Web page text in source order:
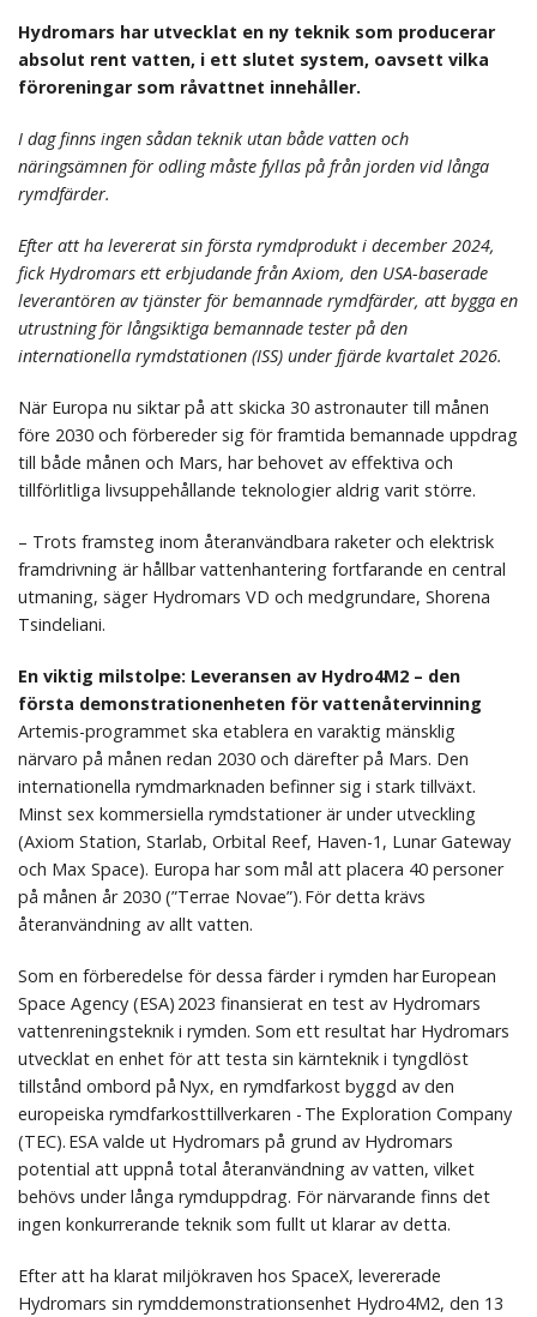
Hydromars har utvecklat en ny teknik som producerar
absolut rent vatten, i ett slutet system, oavsett vilka
föroreningar som råvattnet innehåller.
I dag finns ingen sådan teknik utan både vatten och
näringsämnen för odling måste fyllas på från jorden vid långa
rymdfärder.
Efter att ha levererat sin första rymdprodukt i december 2024,
fick Hydromars ett erbjudande från Axiom, den USA-baserade
leverantören av tjänster för bemannade rymdfärder, att bygga en
utrustning för långsiktiga bemannade tester på den
internationella rymdstationen (ISS) under fjärde kvartalet 2026.
När Europa nu siktar på att skicka 30 astronauter till månen
före 2030 och förbereder sig för framtida bemannade uppdrag
till både månen och Mars, har behovet av effektiva och
tillförlitliga livsuppehållande teknologier aldrig varit större.
– Trots framsteg inom återanvändbara raketer och elektrisk
framdrivning är hållbar vattenhantering fortfarande en central
utmaning, säger Hydromars VD och medgrundare, Shorena
Tsindeliani.
En viktig milstolpe: Leveransen av Hydro4M2 – den
första demonstrationenheten för vattenåtervinning
Artemis-programmet ska etablera en varaktig mänsklig
närvaro på månen redan 2030 och därefter på Mars. Den
internationella rymdmarknaden befinner sig i stark tillväxt.
Minst sex kommersiella rymdstationer är under utveckling
(Axiom Station, Starlab, Orbital Reef, Haven-1, Lunar Gateway
och Max Space). Europa har som mål att placera 40 personer
på månen år 2030 (”Terrae Novae”). För detta krävs
återanvändning av allt vatten.
Som en förberedelse för dessa färder i rymden har European
Space Agency (ESA) 2023 finansierat en test av Hydromars
vattenreningsteknik i rymden. Som ett resultat har Hydromars
utvecklat en enhet för att testa sin kärnteknik i tyngdlöst
tillstånd ombord på Nyx, en rymdfarkost byggd av den
europeiska rymdfarkosttillverkaren - The Exploration Company
(TEC). ESA valde ut Hydromars på grund av Hydromars
potential att uppnå total återanvändning av vatten, vilket
behövs under långa rymduppdrag. För närvarande finns det
ingen konkurrerande teknik som fullt ut klarar av detta.
Efter att ha klarat miljökraven hos SpaceX, levererade
Hydromars sin rymddemonstrationsenhet Hydro4M2, den 13